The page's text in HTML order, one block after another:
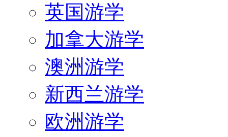
英国游学
加拿大游学
澳洲游学
新西兰游学
欧洲游学